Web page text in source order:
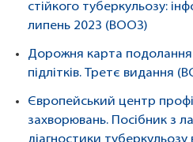
стійкого туберкульозу:
липень 2023 (ВООЗ)
Дорожня карта подолання
підлітків. Третє видання
Європейський центр
захворювань. Посібник з